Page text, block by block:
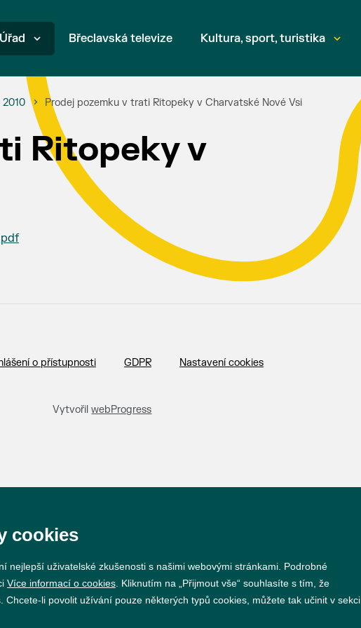
Úřad Břeclavská televize Kultura, sport, turistika
2010 Prodej pozemku v trati Ritopeky v Charvatské Nové Vsi
Ritopeky v
o přístupnosti GDPR Nastavení cookies
VytvořilwebProgress
cookies
nejlepší uživatelské zkušenosti s našimi webovými stránkami. Podrobné
Více informací o cookies . Kliknutím na „Přijmout vše“ souhlasíte s tím, že
Chcete-li povolit užívání pouze některých typů cookies, můžete tak učinit v sekci